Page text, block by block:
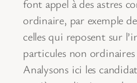
font appel à des astres
ordinaire, par exemple
celles qui reposent sur
particules non ordinaires
Analysons ici les